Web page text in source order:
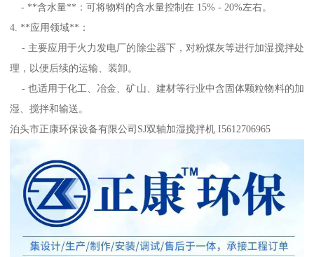
- **含水量**：可将物料的含水量控制在 15% - 20%左右。
4. **应用领域**：
- 主要应用于火力发电厂的除尘器下，对粉煤灰等进行加湿搅拌处
理，以便后续的运输、装卸。
- 也适用于化工、冶金、矿山、建材等行业中含固体颗粒物料的加
湿、搅拌和输送。
泊头市正康环保设备有限公司SJ双轴加湿搅拌机 I5612706965